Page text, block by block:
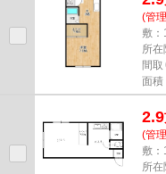
(管
敷：
所
間
面積
2.9
(管
敷
所